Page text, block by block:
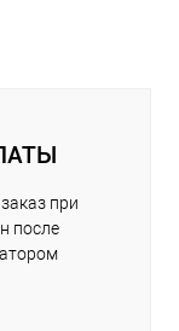
при
после